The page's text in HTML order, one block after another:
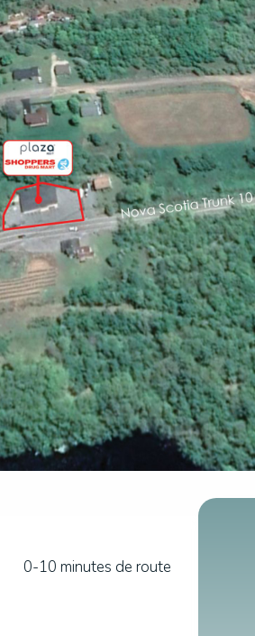
0-10 minutes de route